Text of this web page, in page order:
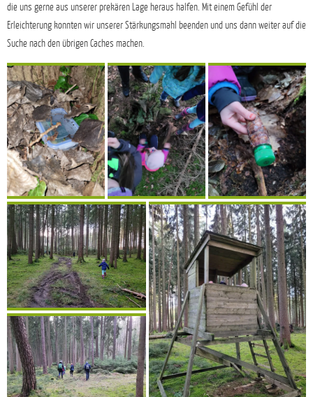
die uns gerne aus unserer prekären Lage heraus halfen. Mit einem Gefühl der
Erleichterung konnten wir unserer Stärkungsmahl beenden und uns dann weiter auf die
Suche nach den übrigen Caches machen.